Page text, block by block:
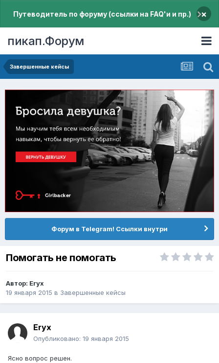
Путеводитель по форуму (ссылки на FAQ'и и пр.) ×
пикап.Форум
Завершенные кейсы
Форум в Telegram! Ссылки внутри
Помогать не помогать
Автор: Eryx
19 января 2015 в Завершенные кейсы
Eryx
Опубликовано: 19 января 2015
Ясно вопрос решен.